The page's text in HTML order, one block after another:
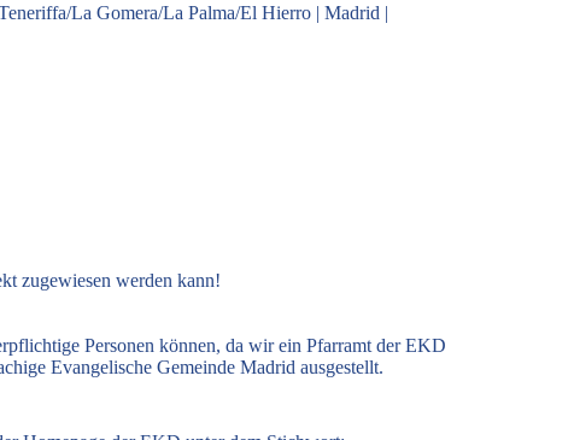
La Gomera/La Palma/El Hierro | Madrid |
zugewiesen werden kann!
Personen können, da wir ein Pfarramt der EKD
Evangelische Gemeinde Madrid ausgestellt.